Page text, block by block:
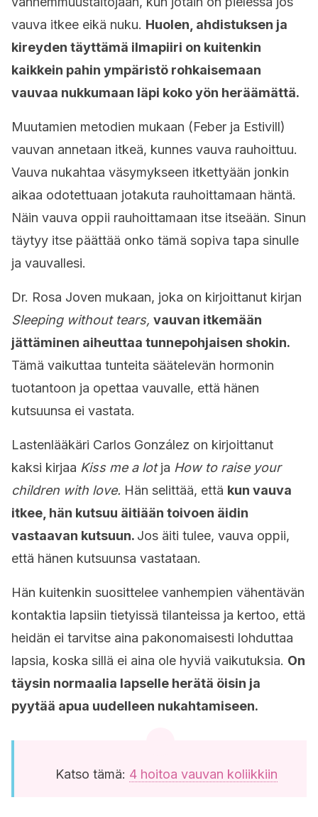
vauva itkee eikä nuku. Huolen, ahdistuksen ja
kireyden täyttämä ilmapiiri on kuitenkin
kaikkein pahin ympäristö rohkaisemaan
vauvaa nukkumaan läpi koko yön heräämättä.
Muutamien metodien mukaan (Feber ja Estivill)
vauvan annetaan itkeä, kunnes vauva rauhoittuu.
Vauva nukahtaa väsymykseen itkettyään jonkin
aikaa odotettuaan jotakuta rauhoittamaan häntä.
Näin vauva oppii rauhoittamaan itse itseään. Sinun
täytyy itse päättää onko tämä sopiva tapa sinulle
ja vauvallesi.
Dr. Rosa Joven mukaan, joka on kirjoittanut kirjan
Sleeping without tears, vauvan itkemään
jättäminen aiheuttaa tunnepohjaisen shokin.
Tämä vaikuttaa tunteita säätelevän hormonin
tuotantoon ja opettaa vauvalle, että hänen
kutsuunsa ei vastata.
Lastenlääkäri Carlos González on kirjoittanut
kaksi kirjaa Kiss me a lotja How to raise your
children with love. Hän selittää, että kun vauva
itkee, hän kutsuu äitiään toivoen äidin
vastaavan kutsuun. Jos äiti tulee, vauva oppii,
että hänen kutsuunsa vastataan.
Hän kuitenkin suosittelee vanhempien vähentävän
kontaktia lapsiin tietyissä tilanteissa ja kertoo, että
heidän ei tarvitse aina pakonomaisesti lohduttaa
lapsia, koska sillä ei aina ole hyviä vaikutuksia. On
täysin normaalia lapselle herätä öisin ja
pyytää apua uudelleen nukahtamiseen.
Katso tämä: 4 hoitoa vauvan koliikkiin